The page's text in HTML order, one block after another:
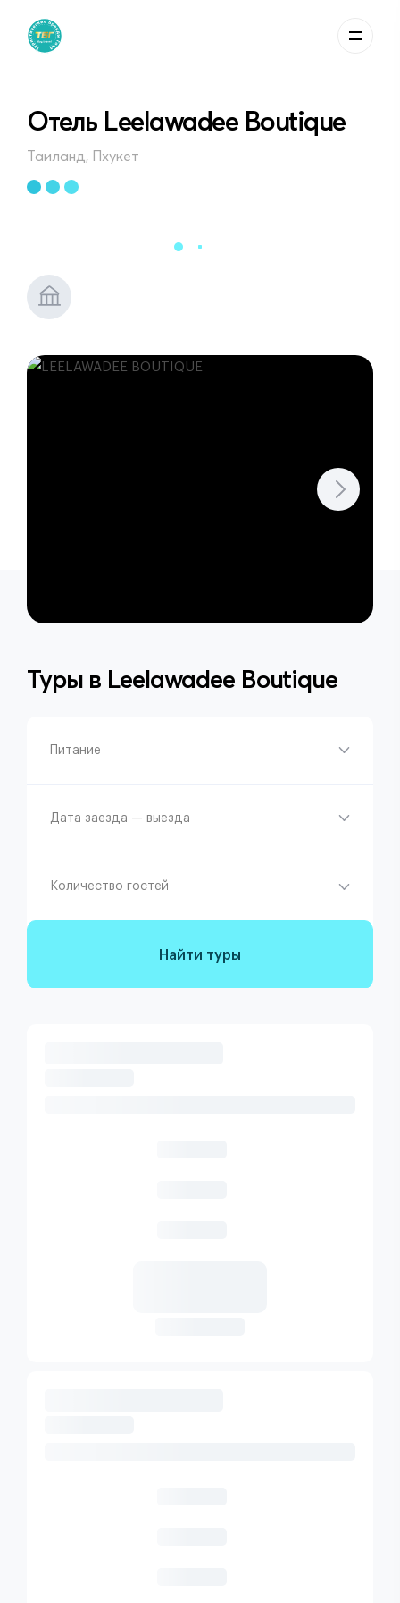
Отель Leelawadee Boutique
Таиланд, Пхукет
Туры в Leelawadee Boutique
Питание
Дата заезда — выезда
Количество гостей
Найти туры